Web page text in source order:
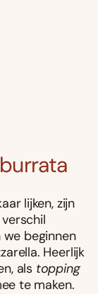
lijken, zijn
we beginnen
Heerlijk
als topping
te maken.